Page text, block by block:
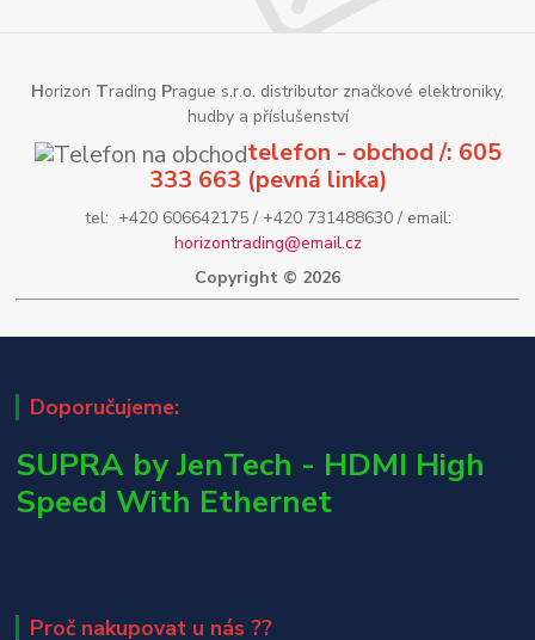
Horizon Trading Prague s.r.o. distributor značkové elektroniky,
hudby a příslušenství
telefon - obchod /: 605
333 663 (pevná linka)
tel: +420 606642175 / +420 731488630 / email:
horizontrading@email.cz
Copyright © 2026
Doporučujeme:
SUPRA by JenTech - HDMI High
Speed With Ethernet
Proč nakupovat u nás ??